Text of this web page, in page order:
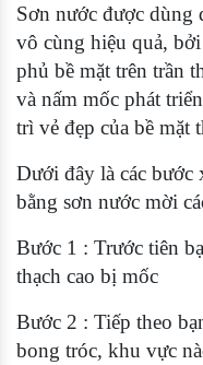
Sơn nước được dùng
vô cùng hiệu quả, bởi
phủ bề mặt trên trần
và nấm mốc phát
trì vẻ đẹp của bề mặt
Dưới đây là các bước
bằng sơn nước mời
Bước 1 : Trước tiên
thạch cao bị mốc
Bước 2 : Tiếp theo
bong tróc, khu vực